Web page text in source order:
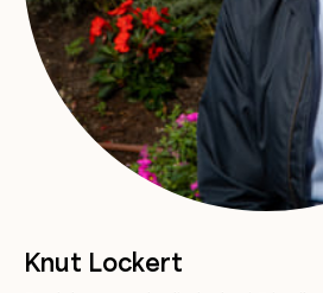
Knut Lockert